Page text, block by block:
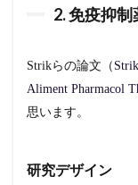
2. 免疫抑
Strikらの論文（
Aliment Pharmacol
思います。
研究デザイン